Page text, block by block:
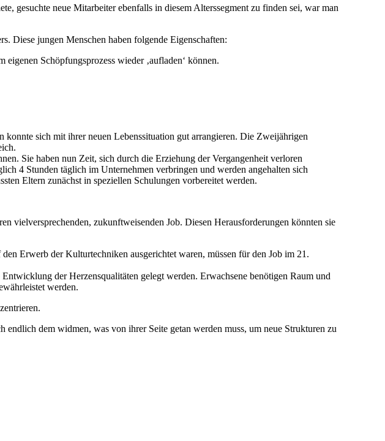
gesuchte neue Mitarbeiter ebenfalls in diesem Alterssegment zu finden sei, war man
Diese jungen Menschen haben folgende Eigenschaften:
Schöpfungsprozess wieder ‚aufladen‘ können.
sich mit ihrer neuen Lebenssituation gut arrangieren. Die Zweijährigen
Sie haben nun Zeit, sich durch die Erziehung der Vergangenheit verloren
4 Stunden täglich im Unternehmen verbringen und werden angehalten sich
Eltern zunächst in speziellen Schulungen vorbereitet werden.
vielversprechenden, zukunftweisenden Job. Diesen Herausforderungen könnten sie
Erwerb der Kulturtechniken ausgerichtet waren, müssen für den Job im 21.
der Herzensqualitäten gelegt werden. Erwachsene benötigen Raum und
werden.
dem widmen, was von ihrer Seite getan werden muss, um neue Strukturen zu